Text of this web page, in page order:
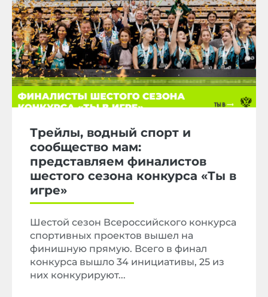
Трейлы, водный спорт и
сообщество мам:
представляем финалистов
шестого сезона конкурса «Ты в
игре»
Шестой сезон Всероссийского конкурса
спортивных проектов вышел на
финишную прямую. Всего в финал
конкурса вышло 34 инициативы, 25 из
них конкурируют...